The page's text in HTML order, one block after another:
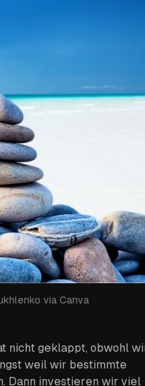
via Canva
nicht geklappt, obwohl
weil wir bestimmte
Dann investieren wir viel